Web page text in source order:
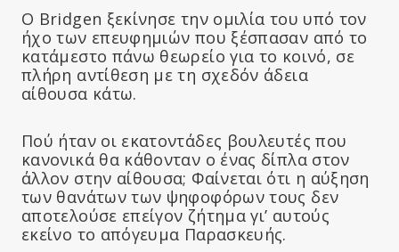
Ο Bridgen ξεκίνησε την ομιλία του υπό τον
ήχο των επευφημιών που ξέσπασαν από το
κατάμεστο πάνω θεωρείο για το κοινό, σε
πλήρη αντίθεση με τη σχεδόν άδεια
αίθουσα κάτω.
Πού ήταν οι εκατοντάδες βουλευτές που
κανονικά θα κάθονταν ο ένας δίπλα στον
άλλον στην αίθουσα; Φαίνεται ότι η αύξηση
των θανάτων των ψηφοφόρων τους δεν
αποτελούσε επείγον ζήτημα γι’ αυτούς
εκείνο το απόγευμα Παρασκευής.